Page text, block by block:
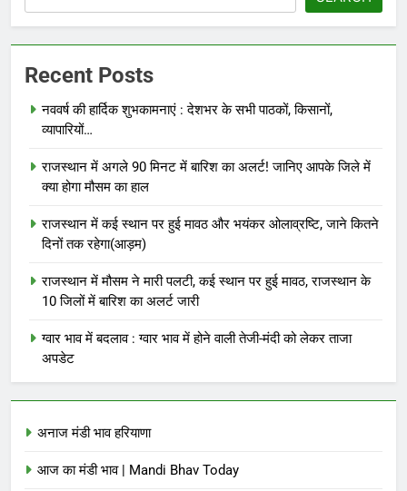
Recent Posts
नववर्ष की हार्दिक शुभकामनाएं : देशभर के सभी पाठकों, किसानों,
व्यापारियों…
राजस्थान में अगले 90 मिनट में बारिश का अलर्ट! जानिए आपके जिले में
क्या होगा मौसम का हाल
राजस्थान में कई स्थान पर हुई मावठ और भयंकर ओलाव्रष्टि, जाने कितने
दिनों तक रहेगा(आड़म)
राजस्थान में मौसम ने मारी पलटी, कई स्थान पर हुई मावठ, राजस्थान के
10 जिलों में बारिश का अलर्ट जारी
ग्वार भाव में बदलाव : ग्वार भाव में होने वाली तेजी-मंदी को लेकर ताजा
अपडेट
अनाज मंडी भाव हरियाणा
आज का मंडी भाव | Mandi Bhav Today